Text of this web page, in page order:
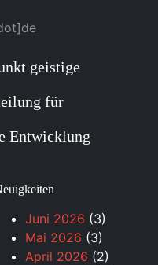
geistige
für
Entwicklung
Juni 2026 (3)
Mai 2026 (3)
April 2026 (2)